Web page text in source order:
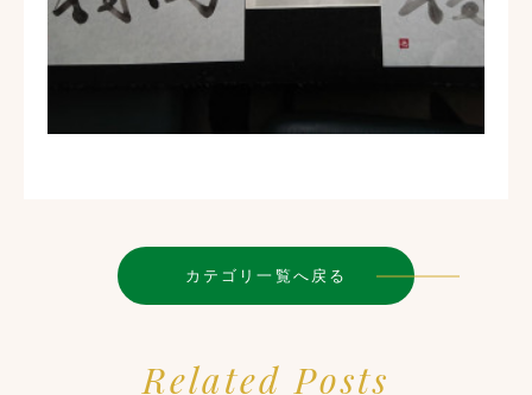
カテゴリ一覧へ戻る
Related Posts